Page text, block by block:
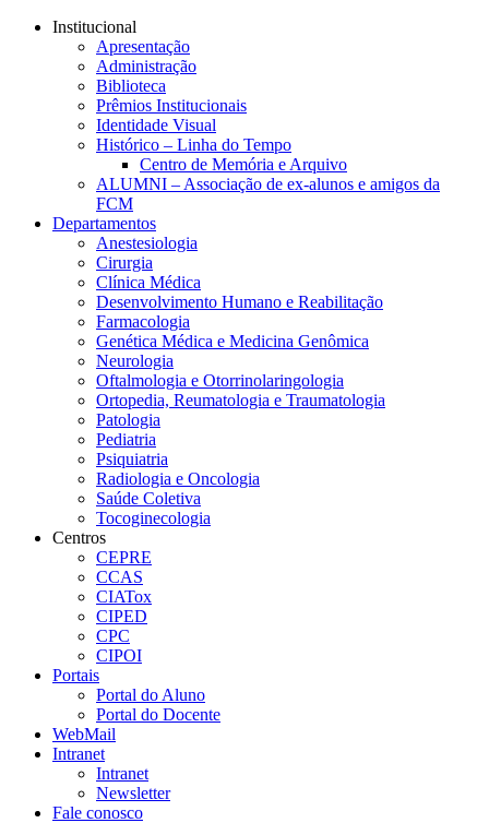
Conteúdo principal
Institucional
Apresentação
Administração
Biblioteca
Prêmios Institucionais
Identidade Visual
Histórico – Linha do Tempo
Centro de Memória e Arquivo
ALUMNI – Associação de ex-alunos e amigos da
FCM
Departamentos
Anestesiologia
Cirurgia
Clínica Médica
Desenvolvimento Humano e Reabilitação
Farmacologia
Genética Médica e Medicina Genômica
Neurologia
Oftalmologia e Otorrinolaringologia
Ortopedia, Reumatologia e Traumatologia
Patologia
Pediatria
Psiquiatria
Radiologia e Oncologia
Saúde Coletiva
Tocoginecologia
Centros
CEPRE
CCAS
CIATox
CIPED
CPC
CIPOI
Portais
Portal do Aluno
Portal do Docente
WebMail
Intranet
Intranet
Newsletter
Fale conosco